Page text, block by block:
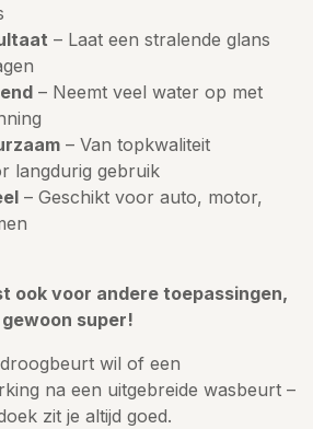
– Laat een stralende glans
– Neemt veel water op met
– Van topkwaliteit
langdurig gebruik
– Geschikt voor auto, motor,
ook voor andere toepassingen,
super!
wil of een
na een uitgebreide wasbeurt –
zit je altijd goed.